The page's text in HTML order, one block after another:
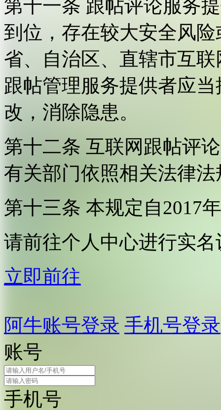
第十一条 跟帖评论服务
到位，存在较大安全风
省、自治区、直辖市互
跟帖管理服务提供者应
改，消除隐患。
第十二条 互联网跟帖评
有关部门依照相关法律
第十三条 本规定自2017
请前往个人中心进行实名
立即前往
阿牛账号登录 手机号登录
账号
手机号